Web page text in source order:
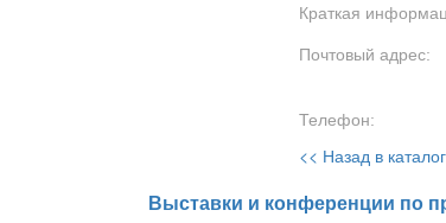
Краткая
Почтовый адрес:
Телефон:
<< Назад в каталог
Выставки и конференции по